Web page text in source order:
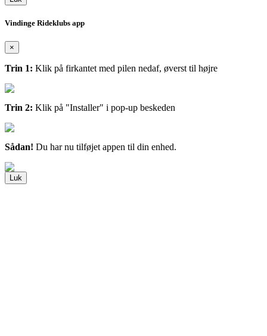
Vindinge Rideklubs app
×
Trin 1: Klik på firkantet med pilen nedaf, øverst til højre
Trin 2: Klik på "Installer" i pop-up beskeden
Sådan! Du har nu tilføjet appen til din enhed.
Luk